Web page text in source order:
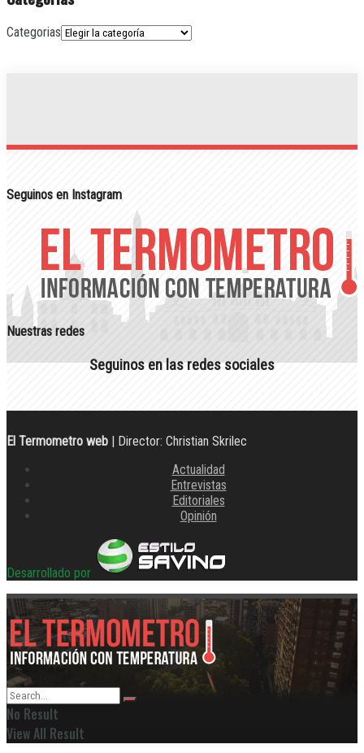
Categorias
Seguinos en Instagram
Nuestras redes
Seguinos en las redes sociales
El Termometro web | Director: Christian Skrilec
Actualidad
Entrevistas
Editoriales
Opinión
Desarrollado por
No Result
View All Result